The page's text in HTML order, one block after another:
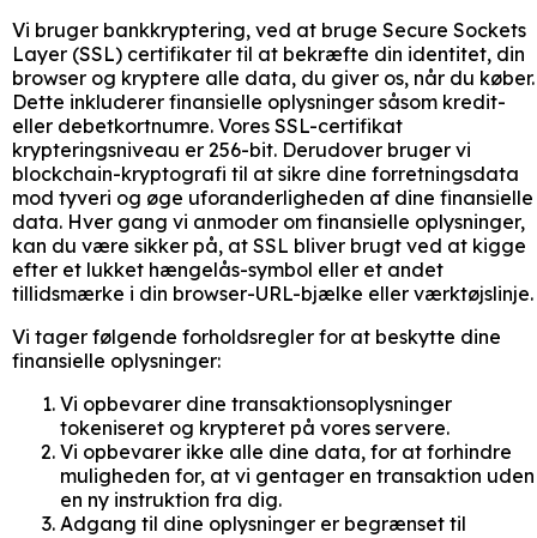
Vi bruger bankkryptering, ved at bruge Secure Sockets
Layer (SSL) certifikater til at bekræfte din identitet, din
browser og kryptere alle data, du giver os, når du køber.
Dette inkluderer finansielle oplysninger såsom kredit-
eller debetkortnumre. Vores SSL-certifikat
krypteringsniveau er 256-bit. Derudover bruger vi
blockchain-kryptografi til at sikre dine forretningsdata
mod tyveri og øge uforanderligheden af dine finansielle
data. Hver gang vi anmoder om finansielle oplysninger,
kan du være sikker på, at SSL bliver brugt ved at kigge
efter et lukket hængelås-symbol eller et andet
tillidsmærke i din browser-URL-bjælke eller værktøjslinje.
Vi tager følgende forholdsregler for at beskytte dine
finansielle oplysninger:
Vi opbevarer dine transaktionsoplysninger
tokeniseret og krypteret på vores servere.
Vi opbevarer ikke alle dine data, for at forhindre
muligheden for, at vi gentager en transaktion uden
en ny instruktion fra dig.
Adgang til dine oplysninger er begrænset til